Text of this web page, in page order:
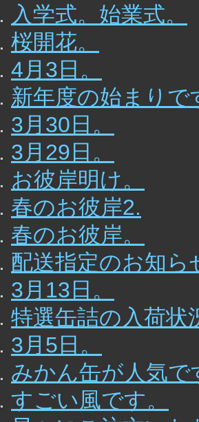
入学式。始業式。
桜開花。
4月3日。
新年度の始まりで
3月30日。
3月29日。
お彼岸明け。
春のお彼岸2.
春のお彼岸。
配送指定のお知ら
3月13日。
特選缶詰の入荷状
3月5日。
みかん缶が人気で
すごい風です。